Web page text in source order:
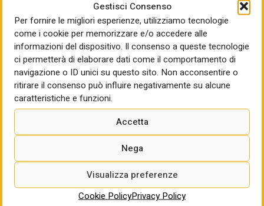
Gestisci Consenso
Per fornire le migliori esperienze, utilizziamo tecnologie
come i cookie per memorizzare e/o accedere alle
informazioni del dispositivo. Il consenso a queste tecnologie
ci permetterà di elaborare dati come il comportamento di
navigazione o ID unici su questo sito. Non acconsentire o
ritirare il consenso può influire negativamente su alcune
caratteristiche e funzioni.
Accetta
Nega
Visualizza preferenze
Cookie PolicyPrivacy Policy
sede Onu il 23 settembre. “Un impegno – dice Giovannini
– che dovrebbe coinvolgere maggiormente i giovani nella
vita democratica e decisionale del Paese: non solo un atto
di giustizia ma una scelta indispensabile per garantire un
futuro inclusivo e sostenibile”.
Mallen: Piano di
accelerazione affidato alla
competenza esclusiva della
premier
Ulteriori elementi li ha dati la presidente di Asvis, Marcella